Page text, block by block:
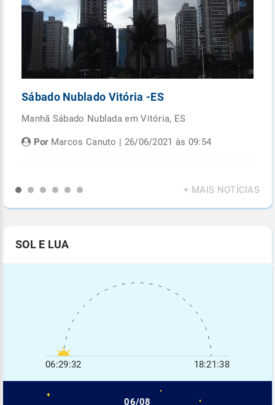
Sábado Nublado Vitória -ES
Manhã Sábado Nublada em Vitória, ES
PorMarcos Canuto | 26/06/2021 às 09:54
+ MAIS NOTÍCIAS
SOL E LUA
06:29:32 18:21:38
06/08